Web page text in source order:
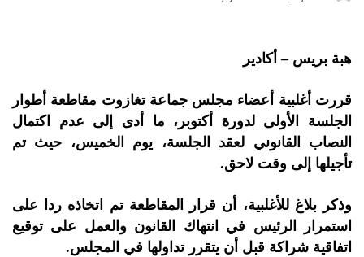
هبة بريس – أكادير
قررت أغلبية أعضاء مجلس جماعة تغازوت مقاطعة أطوار
الجلسة الأولى لدورة أكتوبر، ما أدى إلى عدم اكتمال
النصاب القانوني لعقد الجلسة، يوم الخميس، حيث تم
تأجيلها إلى وقت لاحق.
وذكر بلاغ للأغلبية، أن قرار المقاطعة تم اتخاذه ردا على
استمرار الرئيس في انتهاك القانون والعمل على توقيع
اتفاقية شراكة قبل أن يتقرر تداولها في المجلس.